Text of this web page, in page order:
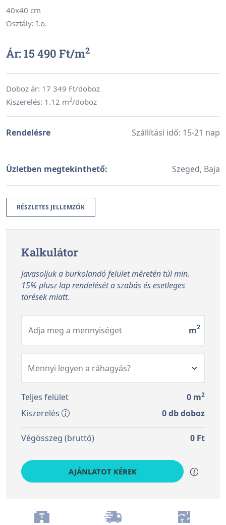
40x40 cm
Osztály: I.o.
Ár: 15 490 Ft/m2
Doboz ár: 17 349 Ft/doboz
Kiszerelés: 1.12 m2/doboz
Rendelésre Szállítási idő: 15-21 nap
Üzletben megtekinthető: Szeged, Baja
RÉSZLETES JELLEMZŐK
Kalkulátor
Javasoljuk a burkolandó felület méretén túl min.
15% plusz lap rendelését a szabás és esetleges
törések miatt.
Adja meg a mennyiséget m2
Teljes felület 0 m2
Kiszerelés 0db doboz
Végösszeg (bruttó) 0 Ft
AJÁNLATOT KÉREK